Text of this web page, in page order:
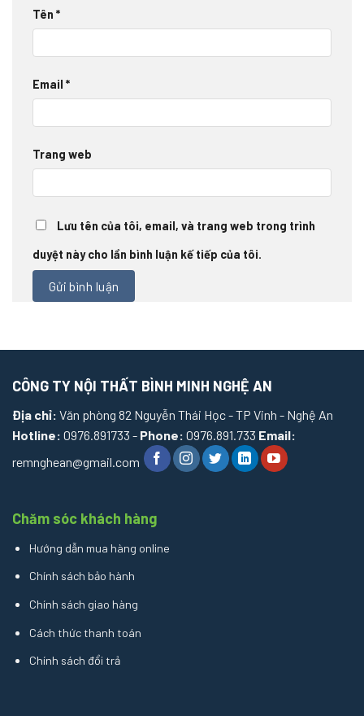
Tên *
Email *
Trang web
Lưu tên của tôi, email, và trang web trong trình
duyệt này cho lần bình luận kế tiếp của tôi.
CÔNG TY NỘI THẤT BÌNH MINH NGHỆ AN
Địa chỉ: Văn phòng 82 Nguyễn Thái Học - TP Vinh - Nghệ An
Hotline: 0976.891733 - Phone: 0976.891.733 Email:
remnghean@gmail.com
Chăm sóc khách hàng
Hướng dẫn mua hàng online
Chính sách bảo hành
Chính sách giao hàng
Cách thức thanh toán
Chính sách đổi trả